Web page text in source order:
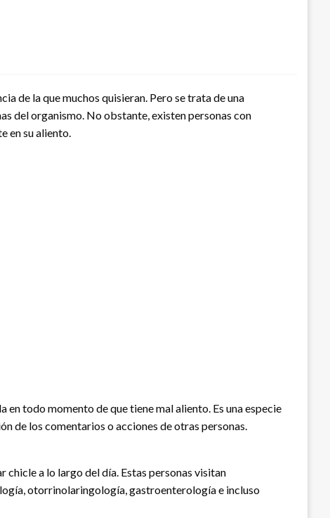
de la que muchos quisieran. Pero se trata de una
del organismo. No obstante, existen personas con
en su aliento.
todo momento de que tiene mal aliento. Es una especie
de los comentarios o acciones de otras personas.
a lo largo del día. Estas personas visitan
otorrinolaringología, gastroenterología e incluso